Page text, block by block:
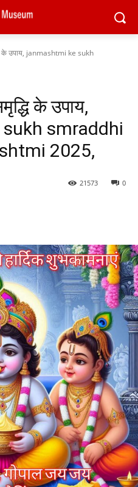
के उपाय, janmashtmi ke sukh
के उपाय,
smraddhi
2025,
0
21573